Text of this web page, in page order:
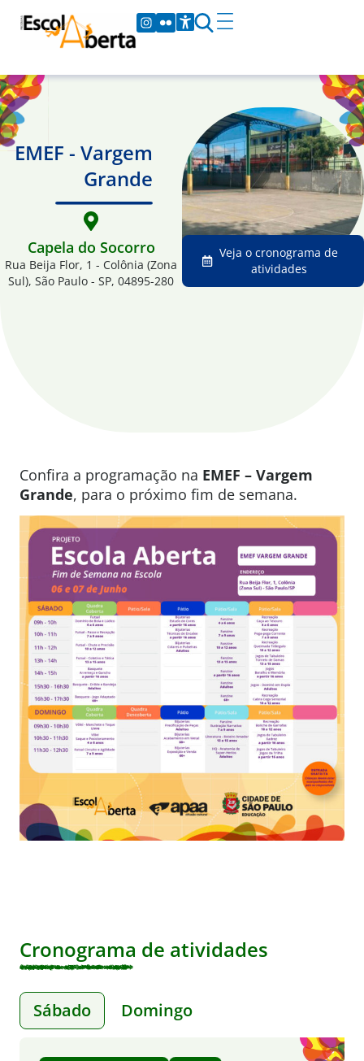
EMEF - Vargem
Grande
Capela do Socorro
Rua Beija Flor, 1 - Colônia (Zona
Sul), São Paulo - SP, 04895-280
Veja o cronograma de
atividades
Confira a programação na EMEF – Vargem
Grande, para o próximo fim de semana.
Cronograma de atividades
Sábado Domingo